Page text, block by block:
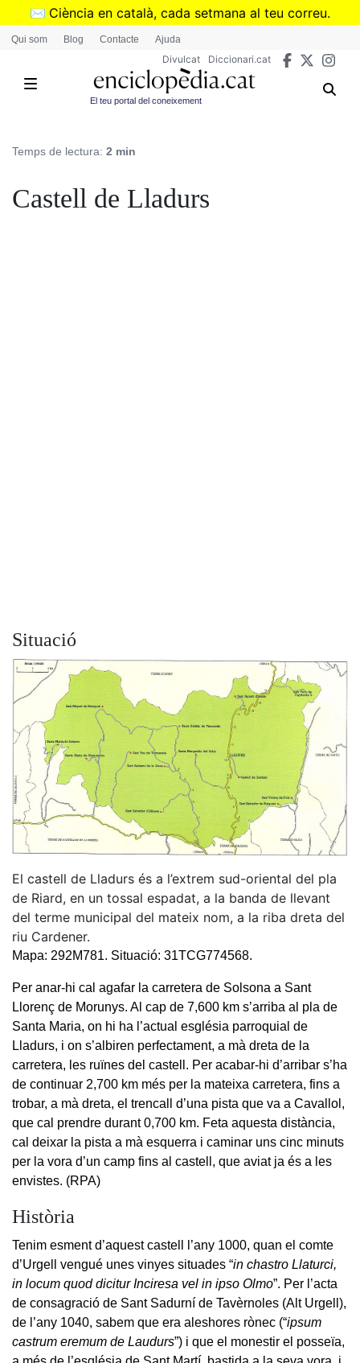
Vés
✉️ Ciència en català, cada setmana al teu correu.
➜Subscriu-te al butlletí de Divulcat
Qui som Blog Contacte Ajuda
Divulcat Diccionari.cat
El teu portal del coneixement
Temps de lectura: 2 min
Castell de Lladurs
Situació
El castell de Lladurs és a l’extrem sud-oriental del pla
de Riard, en un tossal espadat, a la banda de llevant
del terme municipal del mateix nom, a la riba dreta del
riu Cardener.
Mapa: 292M781. Situació: 31TCG774568.
Per anar-hi cal agafar la carretera de Solsona a Sant
Llorenç de Morunys. Al cap de 7,600 km s’arriba al pla de
Santa Maria, on hi ha l’actual església parroquial de
Lladurs, i on s’albiren perfectament, a mà dreta de la
carretera, les ruïnes del castell. Per acabar-hi d’arribar s’ha
de continuar 2,700 km més per la mateixa carretera, fins a
trobar, a mà dreta, el trencall d’una pista que va a Cavallol,
que cal prendre durant 0,700 km. Feta aquesta distància,
cal deixar la pista a mà esquerra i caminar uns cinc minuts
per la vora d’un camp fins al castell, que aviat ja és a les
envistes. (RPA)
Història
Tenim esment d’aquest castell l’any 1000, quan el comte
d’Urgell vengué unes vinyes situades “in chastro Llaturci,
in locum quod dicitur Inciresa vel in ipso Olmo”. Per l’acta
de consagració de Sant Sadurní de Tavèrnoles (Alt Urgell),
de l’any 1040, sabem que era aleshores rònec (“ipsum
castrum eremum de Laudurs”) i que el monestir el posseïa,